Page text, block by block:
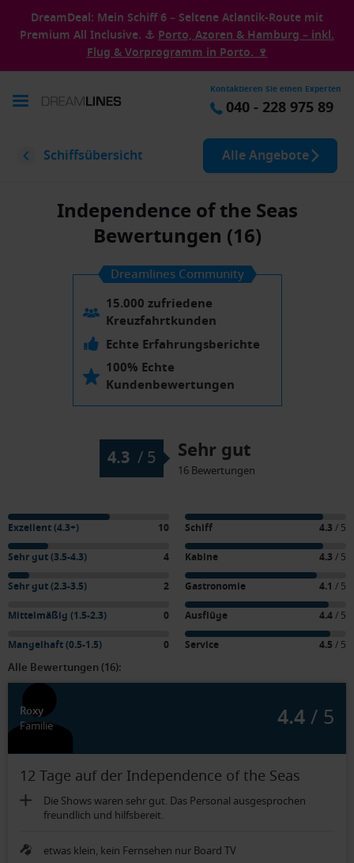
DreamDeal: Mein Schiff 6 – Seltene Atlantik-Route mit
Premium All Inclusive. ⚓ Porto, Azoren & Hamburg – inkl.
Flug & Vorprogramm in Porto. 🍷
Kontaktieren Sie einen Experten
040 - 228 975 89
Schiffsübersicht Alle Angebote
Independence of the Seas
Bewertungen (16)
Dreamlines Community
15.000 zufriedene
Kreuzfahrtkunden
Echte Erfahrungsberichte
100% Echte
Kundenbewertungen
4.3 / 5 Sehr gut
16 Bewertungen
Exzellent (4.3+) 10
Sehr gut (3.5-4.3) 4
Sehr gut (2.3-3.5) 2
Mittelmäßig (1.5-2.3) 0
Mangelhaft (0.5-1.5) 0
Schiff 4.3 / 5
Kabine 4.3 / 5
Gastronomie 4.1 / 5
Ausflüge 4.4/ 5
Service 4.5 / 5
Alle Bewertungen (16):
Roxy
Familie
4.4/ 5
12 Tage auf der Independence of the Seas
Die Shows waren sehr gut. Das Personal ausgesprochen
freundlich und hilfsbereit.
etwas klein, kein Fernsehen nur Board TV